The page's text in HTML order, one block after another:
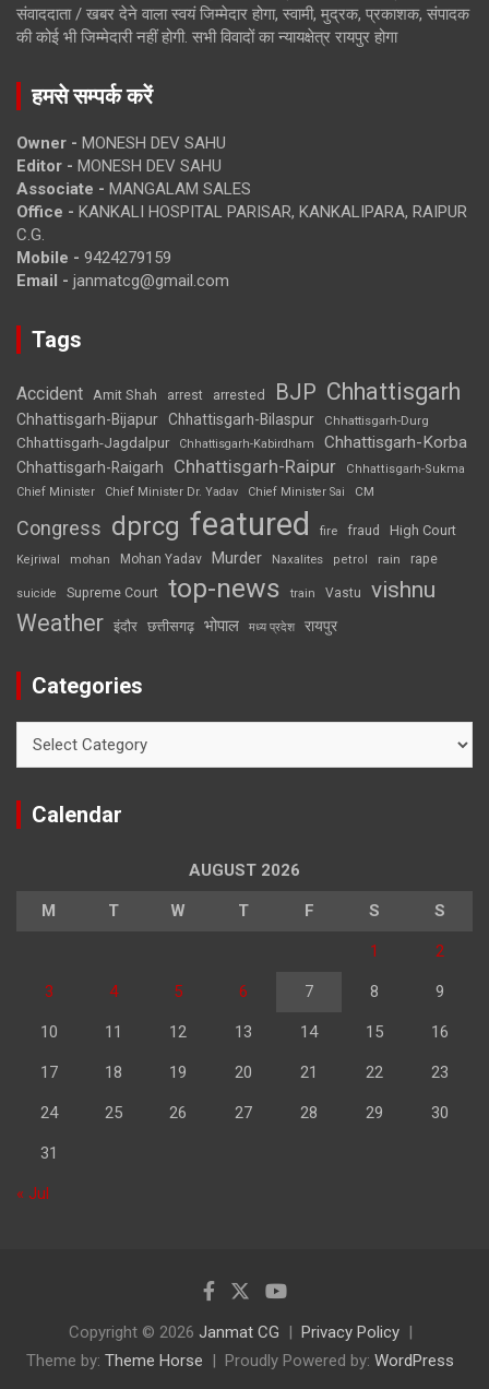
संवाददाता / खबर देने वाला स्वयं जिम्मेदार होगा, स्वामी, मुद्रक, प्रकाशक, संपादक
की कोई भी जिम्मेदारी नहीं होगी. सभी विवादों का न्यायक्षेत्र रायपुर होगा
हमसे सम्पर्क करें
Owner - MONESH DEV SAHU
Editor - MONESH DEV SAHU
Associate - MANGALAM SALES
Office - KANKALI HOSPITAL PARISAR, KANKALIPARA, RAIPUR
C.G.
Mobile - 9424279159
Email - janmatcg@gmail.com
Tags
Accident Amit Shah arrest arrested BJP Chhattisgarh
Chhattisgarh-Bijapur Chhattisgarh-Bilaspur Chhattisgarh-Durg
Chhattisgarh-Jagdalpur Chhattisgarh-Kabirdham Chhattisgarh-Korba
Chhattisgarh-Raigarh Chhattisgarh-Raipur
Chhattisgarh-Sukma
Chief Minister
Chief Minister Dr. Yadav Chief Minister Sai CM
Congress dprcg featured fire fraud High Court
Kejriwal mohan Mohan Yadav Murder Naxalites petrol rain rape
suicide Supreme Court top-news train Vastu vishnu
Weather इंदौर छत्तीसगढ़ भोपाल मध्य प्रदेश रायपुर
Categories
Calendar
AUGUST 2026
M T W T F S S
1 2
3 4 5 6 7 8 9
10 11 12 13 14 15 16
17 18 19 20 21 22 23
24 25 26 27 28 29 30
31
« Jul
Copyright © 2026 Janmat CG
Privacy Policy
Theme by: Theme Horse Proudly Powered by: WordPress